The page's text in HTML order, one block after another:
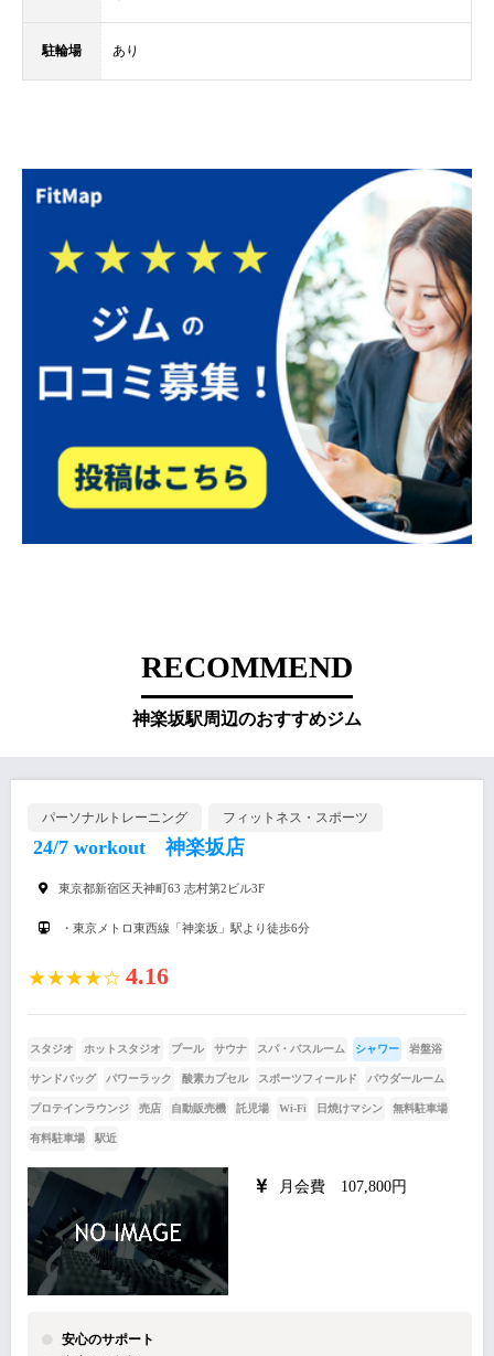
駐輪場 あり
RECOMMEND
神楽坂駅周辺のおすすめジム
パーソナルトレーニング フィットネス・スポーツ
24/7 workout 神楽坂店
東京都新宿区天神町63 志村第2ビル3F
・東京メトロ東西線「神楽坂」駅より徒歩6分
★★★★☆ 4.16
スタジオ ホットスタジオ プール サウナ スパ・バスルーム シャワー 岩盤浴
サンドバッグ パワーラック 酸素カプセル スポーツフィールド パウダールーム
プロテインラウンジ 売店 自動販売機 託児場 Wi-Fi 日焼けマシン 無料駐車場
有料駐車場 駅近
月会費 107,800円
安心のサポート